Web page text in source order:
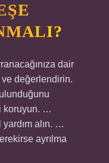
dair
ve değerlendirin.
koruyun. …
alın. …
ayrılma